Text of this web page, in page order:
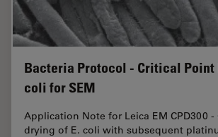
Bacteria Protocol - Critical Point
coli for SEM
Application Note for Leica EM CPD300
drying of E. coli with subsequent